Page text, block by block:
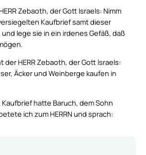
Zebaoth, der Gott Israels: Nimm
Kaufbrief samt dieser
lege sie in ein irdenes Gefäß, daß
der HERR Zebaoth, der Gott Israels:
Äcker und Weinberge kaufen in
Kaufbrief hatte Baruch, dem Sohn
ich zum HERRN und sprach: